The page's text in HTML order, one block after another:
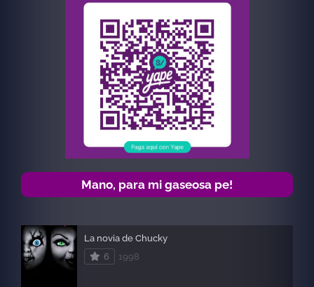
Mano, para mi gaseosa pe!
La novia de Chucky
6
1998